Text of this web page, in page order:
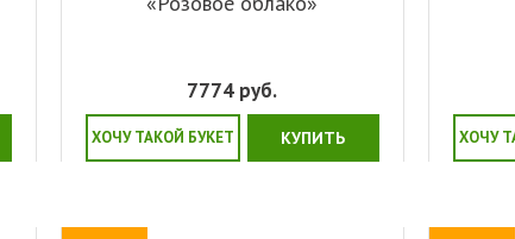
7774 руб.
ХОЧУ ТАКОЙ БУКЕТ КУПИТЬ ХОЧУ